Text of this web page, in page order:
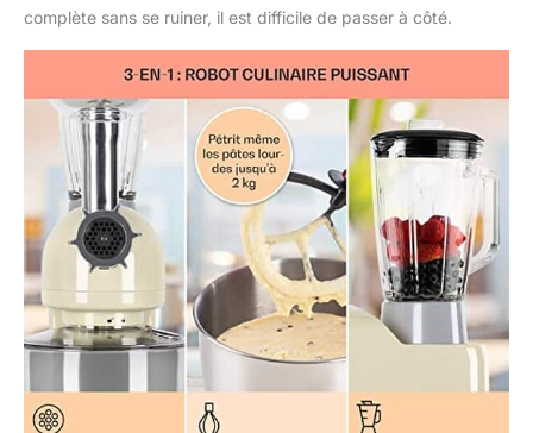
consistance
DELUXE 3-EN-1 : Ce
robot de cuisine
multifonction
comprend un hachoir à
viande pour la viande
hachée et les pâtes,
ainsi qu'un blender
mélangeur de 1,5L qui
permet de faire
facilement des milk-
shakes, smoothies,
soupes et plus encore.
complète sans se ruiner, il est difficile de passer à côté.